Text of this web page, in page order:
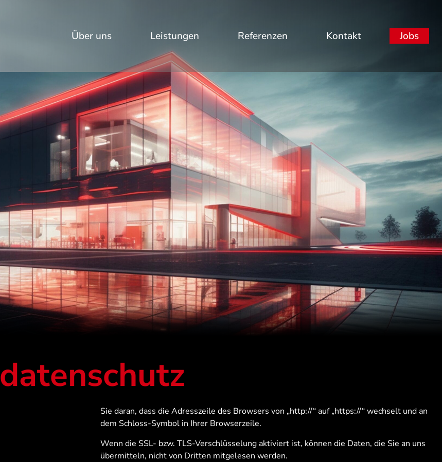
Über uns Leistungen Referenzen Kontakt Jobs
datenschutz
Sie daran, dass die Adresszeile des Browsers von „http://“ auf „https://“ wechselt und an
dem Schloss-Symbol in Ihrer Browserzeile.
Wenn die SSL- bzw. TLS-Verschlüsselung aktiviert ist, können die Daten, die Sie an uns
übermitteln, nicht von Dritten mitgelesen werden.